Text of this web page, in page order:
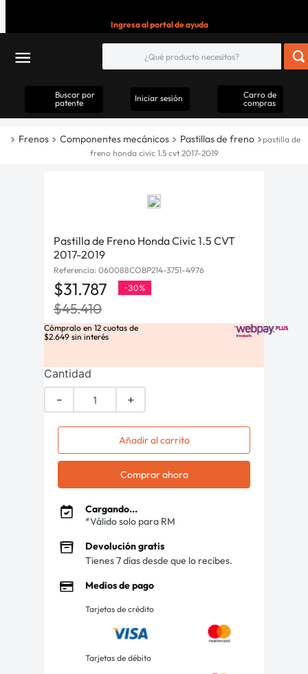
Ingresa al portal de ayuda
Buscar por
patente
Iniciar sesión
Carro de
compras
Frenos Componentes mecánicos Pastillas de freno
pastilla de
freno honda civic 1.5 cvt 2017-2019
Pastilla de Freno Honda Civic 1.5 CVT
2017-2019
Referencia: 060088COBP214-3751-4976
$31.787 -30%
$45.410
Cómpralo en 12 cuotas de
$2.649 sin interés
Cantidad
＋
－
Añadir al carrito
Comprar ahora
Cargando...
*Válido solo para RM
Devolución gratis
Tienes 7 días desde que lo recibes.
Medios de pago
Tarjetas de crédito
Tarjetas de débito